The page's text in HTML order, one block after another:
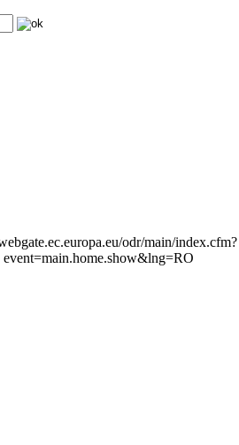
odr/main/index.cfm?
event=main.home.show&lng=RO